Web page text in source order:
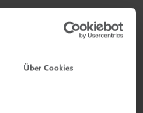
Über Cookies